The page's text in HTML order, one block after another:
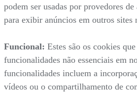
podem ser usadas por provedores
para exibir anúncios em outros sites
Funcional: Estes são os cookies
funcionalidades não essenciais em
funcionalidades incluem a
vídeos ou o compartilhamento de